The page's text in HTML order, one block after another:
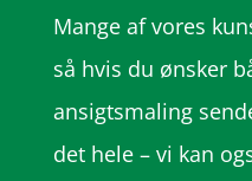
Mange af vores
så hvis du ønsker
ansigtsmaling
det hele – vi kan